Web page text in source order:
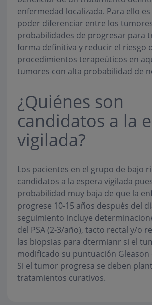
enfermedad localizada. Para ello
poder diferenciar entre los
probabilidades de progresar para
forma definitiva y reducir el riesgo
procedimientos terapeúticos en
tumores con alta probabilidad de
¿Quiénes son
candidatos a la
vigilada?
Los pacientes en el grupo de bajo
candidatos a la espera vigilada
probabilidad muy baja de que la
progrese 10-15 años después del
seguimiento incluye
del PSA (2-3/año), tacto rectal y/o
las biopsias para dtermianr si el
modificado su puntuación Gleason
Si el tumor progresa se deben
tratamientos curativos.